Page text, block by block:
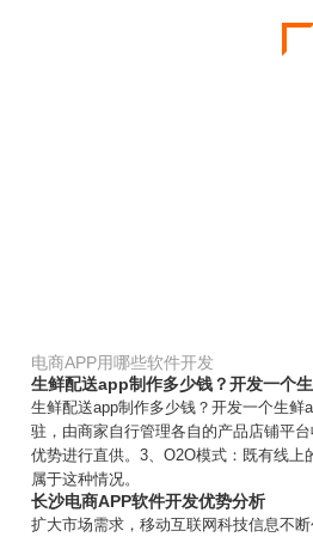
电商APP用哪些软件开发
生鲜配送app制作多少钱？开发一个
生鲜配送app制作多少钱？开发一个生
驻，由商家自行管理各自的产品店铺平
优势进行直供。3、O2O模式：既有线
属于这种情况。
长沙电商APP软件开发优势分析
扩大市场需求，移动互联网科技信息不